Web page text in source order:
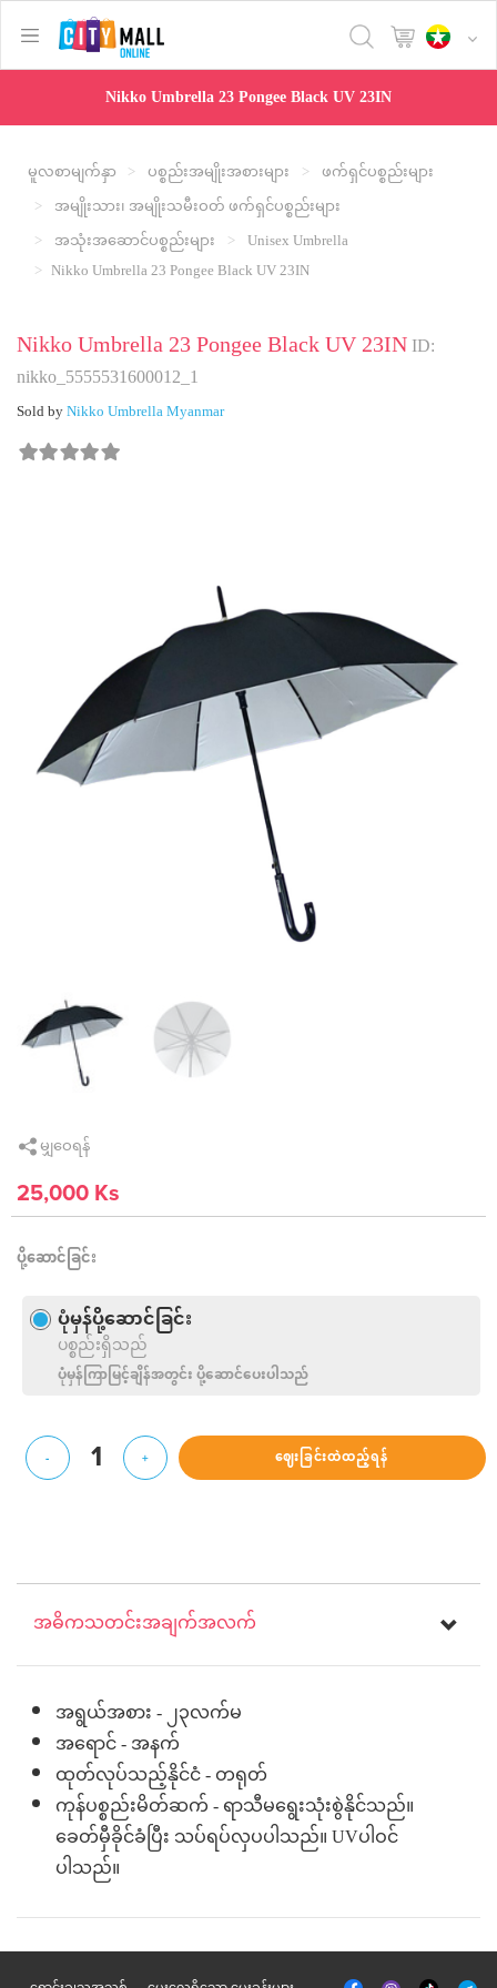
text.skipToContent
text.skipToNavigation
Nikko Umbrella 23 Pongee Black UV 23IN
မူလစာမျက်နှာ ပစ္စည်းအမျိုးအစားများ
ဖက်ရှင်ပစ္စည်းများ
အမျိုးသား၊ အမျိုးသမီးဝတ် ဖက်ရှင်ပစ္စည်းများ
အသုံးအဆောင်ပစ္စည်းများ
Unisex Umbrella
Nikko Umbrella 23 Pongee Black UV 23IN
Nikko Umbrella 23 Pongee Black UV 23INID:
nikko_5555531600012_1
Sold byNikko Umbrella Myanmar
မျှဝေရန်
25,000 Ks
ပို့ဆောင်ခြင်း
ပုံမှန်ပို့ဆောင်ခြင်း
ပစ္စည်းရှိသည်
ပုံမှန်ကြာမြင့်ချိန်အတွင်း ပို့ဆောင်ပေးပါသည်
- 1 + ဈေးခြင်းထဲထည့်ရန်
အဓိကသတင်းအချက်အလက်
အရွယ်အစား - ၂၃လက်မ
အရောင် - အနက်
ထုတ်လုပ်သည့်နိုင်ငံ - တရုတ်
ကုန်ပစ္စည်းမိတ်ဆက် - ရာသီမရွေးသုံးစွဲနိုင်သည်။
ခေတ်မှီခိုင်ခံပြီး သပ်ရပ်လှပပါသည်။ UVပါဝင်
ပါသည်။